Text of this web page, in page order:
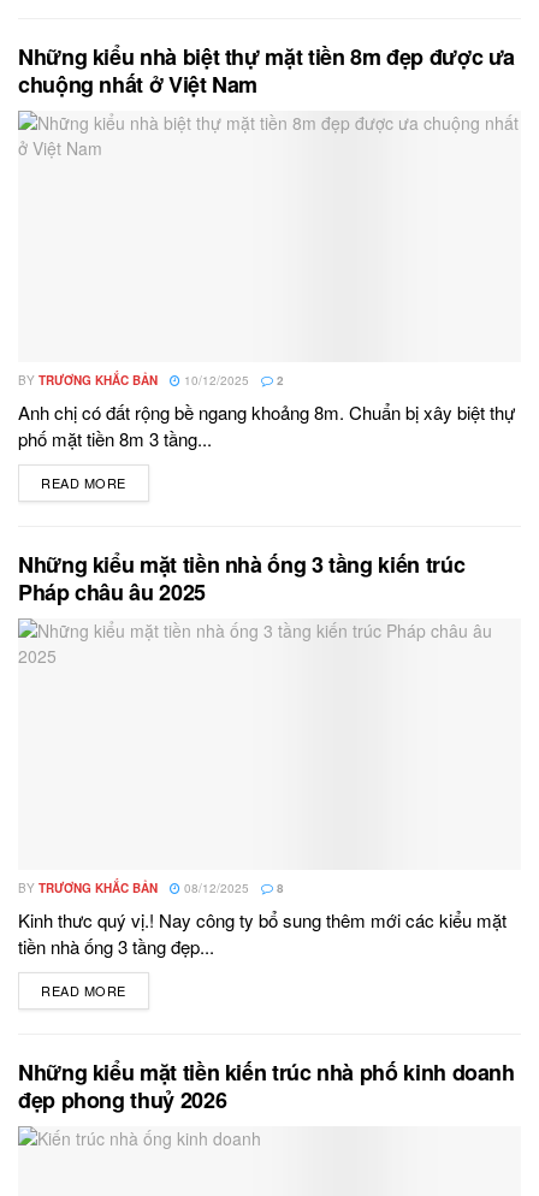
Những kiểu nhà biệt thự mặt tiền 8m đẹp được ưa
chuộng nhất ở Việt Nam
BY TRƯƠNG KHẮC BẢN 10/12/2025 2
Anh chị có đất rộng bề ngang khoảng 8m. Chuẩn bị xây biệt thự
phố mặt tiền 8m 3 tầng...
READ MORE
Những kiểu mặt tiền nhà ống 3 tầng kiến trúc
Pháp châu âu 2025
BY TRƯƠNG KHẮC BẢN 08/12/2025 8
Kinh thưc quý vị.! Nay công ty bổ sung thêm mới các kiểu mặt
tiền nhà ống 3 tầng đẹp...
READ MORE
Những kiểu mặt tiền kiến trúc nhà phố kinh doanh
đẹp phong thuỷ 2026